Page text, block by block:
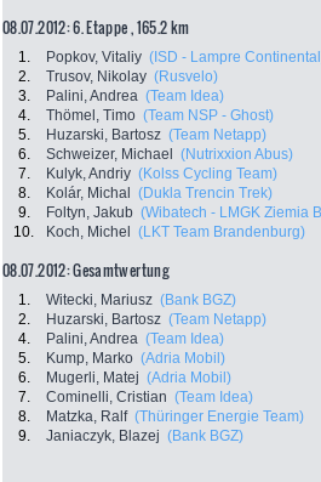
08.07.2012: 6. Etappe , 165.2 km
1. Popkov, Vitaliy (ISD - Lampre
2.
Trusov, Nikolay (Rusvelo)
3.
Palini, Andrea (Team Idea)
4.
Thömel, Timo (Team NSP - Ghost)
5.
Huzarski, Bartosz (Team Netapp)
6.
Schweizer, Michael (Nutrixxion Abus)
7.
Kulyk, Andriy (Kolss Cycling Team)
8.
Kolár, Michal (Dukla Trencin Trek)
9.
Foltyn, Jakub (Wibatech - LMGK Ziemia
10.
Koch, Michel (LKT Team Brandenburg)
08.07.2012: Gesamtwertung
1. Witecki, Mariusz (Bank BGZ)
2.
Huzarski, Bartosz (Team Netapp)
4.
Palini, Andrea (Team Idea)
5.
Kump, Marko (Adria Mobil)
6.
Mugerli, Matej (Adria Mobil)
7.
Cominelli, Cristian (Team Idea)
8.
Matzka, Ralf (Thüringer Energie Team)
9.
Janiaczyk, Blazej (Bank BGZ)